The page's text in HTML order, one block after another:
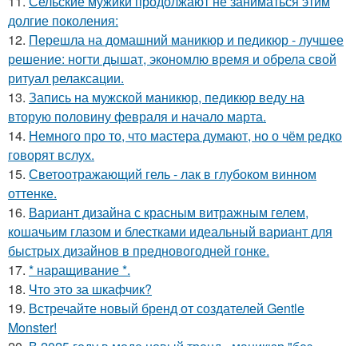
долгие поколения:
12. Перешла на домашний маникюр и педикюр - лучшее
решение: ногти дышат, экономлю время и обрела свой
ритуал релаксации.
13. Запись на мужской маникюр, педикюр веду на
вторую половину февраля и начало марта.
14. Немного про то, что мастера думают, но о чём редко
говорят вслух.
15. Светоотражающий гель - лак в глубоком винном
оттенке.
16. Вариант дизайна с красным витражным гелем,
кошачьим глазом и блестками идеальный вариант для
быстрых дизайнов в предновогодней гонке.
17. * наращивание *.
18. Что это за шкафчик?
19. Встречайте новый бренд от создателей Gentle
Monster!